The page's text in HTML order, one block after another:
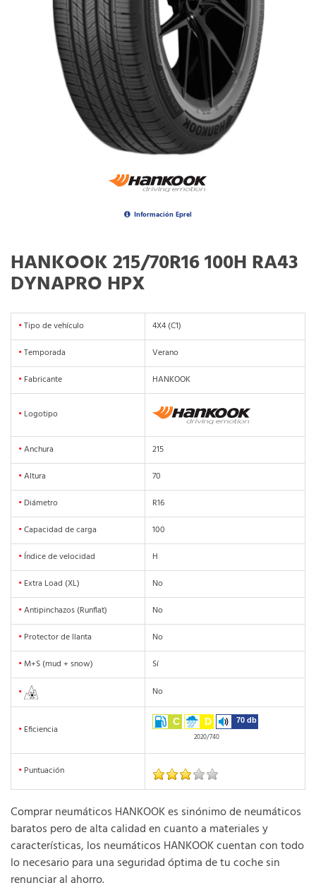
Información Eprel
HANKOOK 215/70R16 100H RA43
DYNAPRO HPX
•Tipo de vehículo
4X4 (C1)
•Temporada
Verano
• Fabricante HANKOOK
• Logotipo
•Anchura
215
•Altura
70
• Diámetro
R16
•Capacidad de carga
100
• Índice de velocidad
H
• Extra Load (XL)
No
•Antipinchazos (Runflat)
No
• Protector de llanta
No
• M+S (mud + snow) Sí
• No
• Eficiencia
C D 70 db
2020/740
• Puntuación
Comprar neumáticos HANKOOK es sinónimo de neumáticos
baratos pero de alta calidad en cuanto a materiales y
características, los neumáticos HANKOOK cuentan con todo
lo necesario para una seguridad óptima de tu coche sin
renunciar al ahorro.